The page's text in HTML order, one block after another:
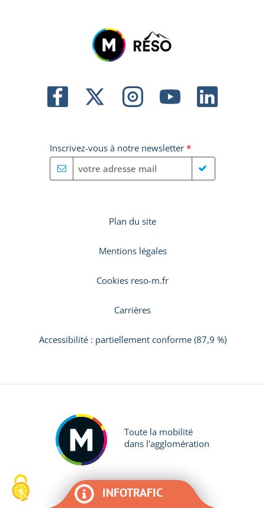
INFOTRAFIC
Inscrivez-vous à notre newsletter *
Plan du site
Mentions légales
Cookies reso-m.fr
Carrières
Accessibilité : partiellement conforme (87,9 %)
Toute la mobilité
dans l'agglomération